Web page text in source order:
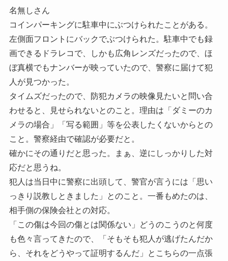
名無しさん
コインパーキングに駐車中にぶつけられたことがある。
左側面フロントにバックでぶつけられた。駐車中でも録
画できるドラレコで、しかも広角レンズだったので、ほ
ぼ真横でもナンバーが映っていたので、警察に届けて犯
人が見つかった。
タイムズだったので、防犯カメラの映像見たいと問い合
わせると、見せられないとのこと。理由は「ダミーのカ
メラの場合」「写る範囲」等を公表したくないからとの
こと。警察経由で確認が必要だと。
確かにその通りだと思った。まぁ、逆にしっかりした対
応だと思うね。
犯人は当日中に警察に出頭して、警官が言うには「思い
っきり説教しときました」とのこと。一番もめたのは、
相手側の保険会社との対応。
「この傷は今回の傷とは関係ない」どうのこうのと何度
も色々言ってきたので、「そもそも犯人が逃げたんだか
ら、それをどうやって証明するんだ」とこちらの一点張